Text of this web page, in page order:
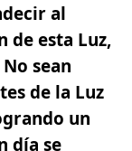
al
de esta Luz,
sean
de la Luz
un
día se